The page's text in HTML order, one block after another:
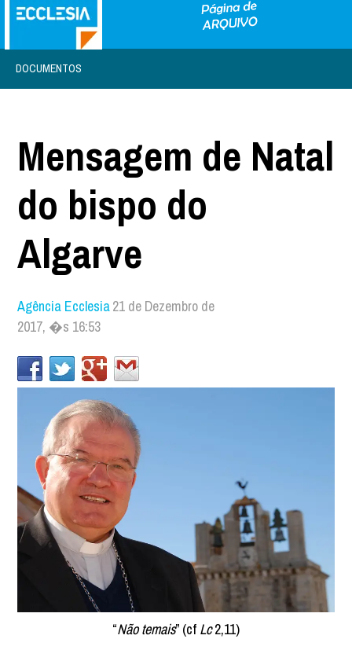
DOCUMENTOS
Mensagem de Natal
do bispo do
Algarve
Agência Ecclesia21 de Dezembro de
2017, �s 16:53
“Não temais” (cf Lc2,11)